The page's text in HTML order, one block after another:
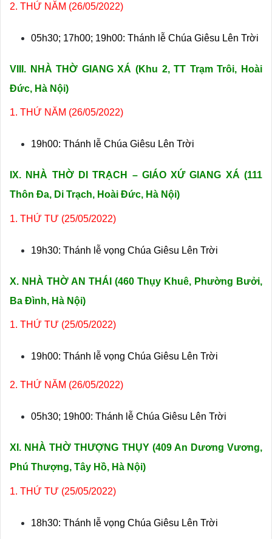
2. THỨ NĂM (26/05/2022)
05h30; 17h00; 19h00: Thánh lễ Chúa Giêsu Lên Trời
VIII. NHÀ THỜ GIANG XÁ (Khu 2, TT Trạm Trôi, Hoài
Đức, Hà Nội)
1. THỨ NĂM (26/05/2022)
19h00: Thánh lễ Chúa Giêsu Lên Trời
IX. NHÀ THỜ DI TRẠCH – GIÁO XỨ GIANG XÁ (111
Thôn Đa, Di Trạch, Hoài Đức, Hà Nội)
1. THỨ TƯ (25/05/2022)
19h30: Thánh lễ vọng Chúa Giêsu Lên Trời
X. NHÀ THỜ AN THÁI (460 Thụy Khuê, Phường Bưởi,
Ba Đình, Hà Nội)
1. THỨ TƯ (25/05/2022)
19h00: Thánh lễ vọng Chúa Giêsu Lên Trời
2. THỨ NĂM (26/05/2022)
05h30; 19h00: Thánh lễ Chúa Giêsu Lên Trời
XI. NHÀ THỜ THƯỢNG THỤY (409 An Dương Vương,
Phú Thượng, Tây Hồ, Hà Nội)
1. THỨ TƯ (25/05/2022)
18h30: Thánh lễ vọng Chúa Giêsu Lên Trời